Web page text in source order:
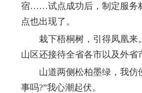
宿……试点成功后，制定服务
点也出现了。
栽下梧桐树，引得凤凰来。
山区还接待全省各市以及外省
山道两侧松柏墨绿，我仿佛
事吗?”我心潮起伏。